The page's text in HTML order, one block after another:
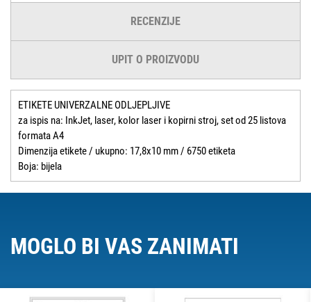
RECENZIJE
UPIT O PROIZVODU
ETIKETE UNIVERZALNE ODLJEPLJIVE
za ispis na: InkJet, laser, kolor laser i kopirni stroj, set od 25 listova
formata A4
Dimenzija etikete / ukupno: 17,8x10 mm / 6750 etiketa
Boja: bijela
MOGLO BI VAS ZANIMATI